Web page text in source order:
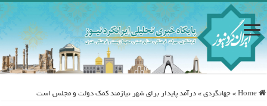
Home
» جهانگردی » درآمد پایدار برای شهر نیازمند کمک دولت و مجلس است